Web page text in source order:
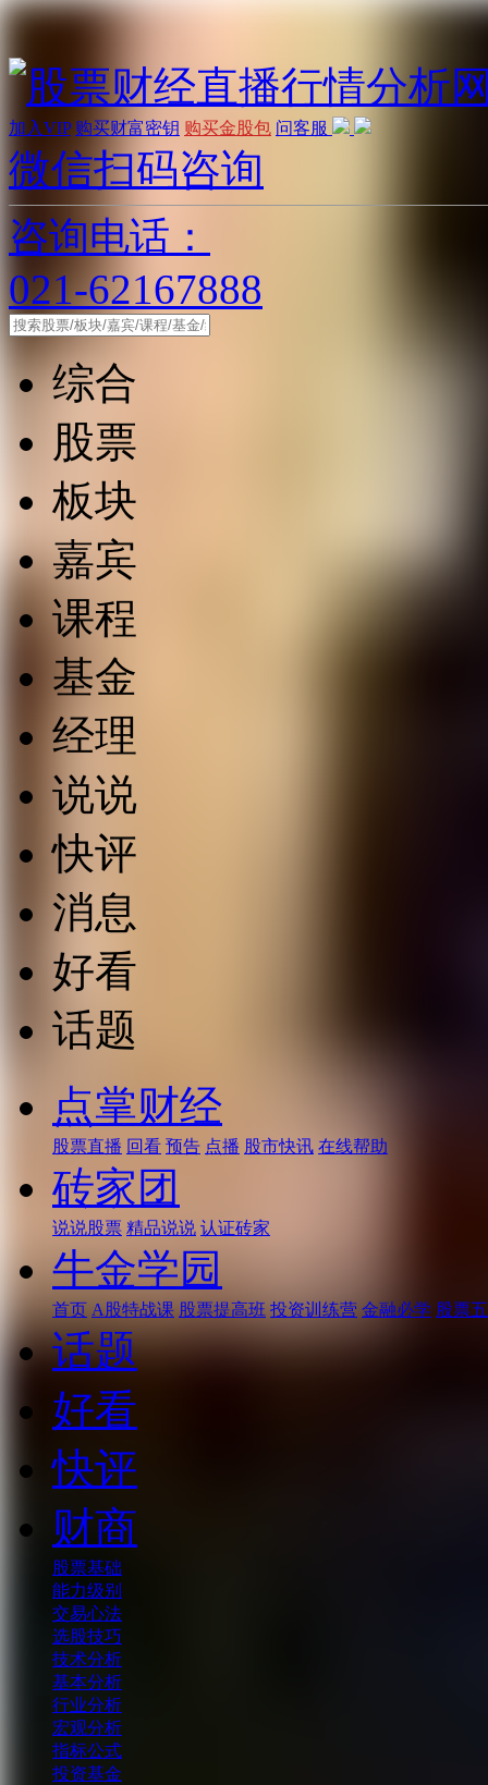
加入VIP 购买财富密钥 购买金股包 问客服
微信扫码咨询
咨询电话：
021-62167888
综合
股票
板块
嘉宾
课程
基金
经理
说说
快评
消息
好看
话题
点掌财经
股票直播 回看 预告 点播 股市快讯 在线帮助
砖家团
说说股票 精品说说 认证砖家
牛金学园
首页 A股特战课 股票提高班 投资训练营 金融必学 股票
话题
好看
快评
财商
股票基础
能力级别
交易心法
选股技巧
技术分析
基本分析
行业分析
宏观分析
指标公式
投资基金